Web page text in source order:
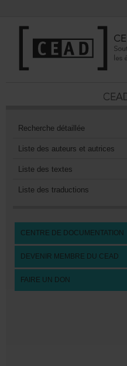
Recherchedétaillée
Listedesauteursetautrices
Listedestextes
Listedestraductions
CENTREDEDOCUMENTATION
DEVENIRMEMBREDUCEAD
FAIREUNDON